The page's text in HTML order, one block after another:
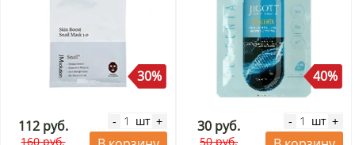
30%
112 руб.
160 руб.
- шт +
40%
30 руб.
50 руб.
- шт +